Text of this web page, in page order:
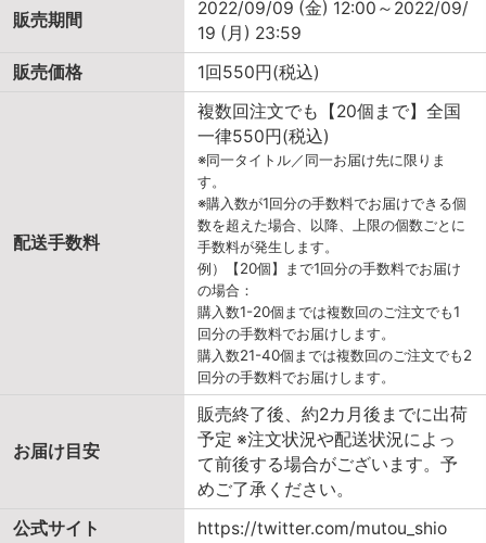
販売期間
2022/09/09 (金) 12:00～2022/09/
19 (月) 23:59
販売価格
1回550円(税込)
配送手数料
複数回注文でも【20個まで】全国
一律550円(税込)
※同一タイトル／同一お届け先に限りま
す。
※購入数が1回分の手数料でお届けできる個
数を超えた場合、以降、上限の個数ごとに
手数料が発生します。
例）【20個】まで1回分の手数料でお届け
の場合：
購入数1-20個までは複数回のご注文でも1
回分の手数料でお届けします。
購入数21-40個までは複数回のご注文でも2
回分の手数料でお届けします。
お届け目安
販売終了後、約2カ月後までに出荷
予定 ※注文状況や配送状況によっ
て前後する場合がございます。予
めご了承ください。
公式サイト
https://twitter.com/mutou_shio